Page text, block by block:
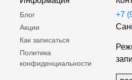
Блог
Акции
Как записаться
Политика
конфиденциальности
+7